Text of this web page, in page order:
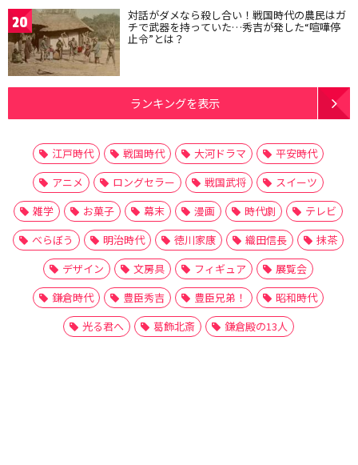
20 対話がダメなら殺し合い！戦国時代の農民はガ
チで武器を持っていた…秀吉が発した“喧嘩停
止令”とは？
ランキングを表示
江戸時代 戦国時代 大河ドラマ
平安時代
アニメ
ロングセラー 戦国武将
スイーツ
雑学
お菓子 幕末 漫画 時代劇
テレビ
べらぼう
明治時代 徳川家康 織田信長
抹茶
デザイン
文房具 フィギュア
展覧会
鎌倉時代
豊臣秀吉 豊臣兄弟！
昭和時代
光る君へ
葛飾北斎 鎌倉殿の13人